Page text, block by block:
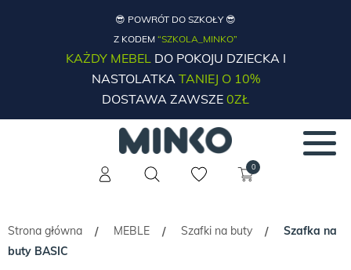
😎 POWRÓT DO SZKOŁY 😎
Z KODEM “SZKOLA_MINKO”
KAŻDY MEBELDO POKOJU DZIECKA I
NASTOLATKATANIEJ O 10%
DOSTAWA ZAWSZE 0ZŁ
0
Strona główna / MEBLE / Szafki na buty /
Szafka na
buty BASIC